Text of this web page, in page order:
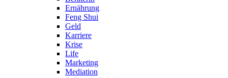
Ernährung
Feng Shui
Geld
Karriere
Krise
Life
Marketing
Mediation